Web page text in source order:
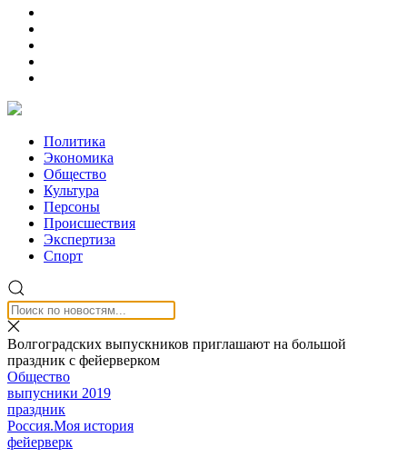
Политика
Экономика
Общество
Культура
Персоны
Происшествия
Экспертиза
Спорт
Волгоградских выпускников приглашают на большой
праздник с фейерверком
Общество
выпусники 2019
праздник
Россия.Моя история
фейерверк